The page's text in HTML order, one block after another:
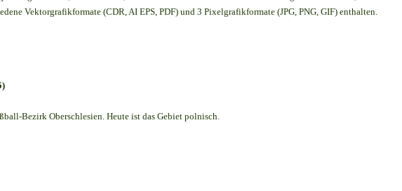
Vektorgrafikformate (CDR, AI EPS, PDF) und 3 Pixelgrafikformate (JPG, PNG, GIF) enthalten.
Bezirk Oberschlesien. Heute ist das Gebiet polnisch.